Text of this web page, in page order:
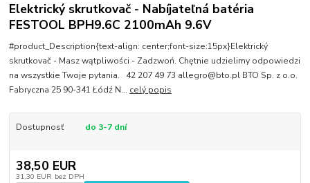
Elektrický skrutkovač - Nabíjateľná batéria
FESTOOL BPH9.6C 2100mAh 9.6V
#product_Description{text-align: center;font-size:15px}Elektrický
skrutkovač - Masz wątpliwości - Zadzwoń. Chętnie udzielimy odpowiedzi
na wszystkie Twoje pytania. 42 207 49 73 allegro@bto.pl BTO Sp. z o.o.
Fabryczna 25 90-341 Łódź N... celý popis
Dostupnosť do 3-7 dní
38,50 EUR
31,30 EUR bez DPH